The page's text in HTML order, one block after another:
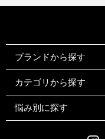
ブランドから探す
カテゴリから探す
悩み別に探す